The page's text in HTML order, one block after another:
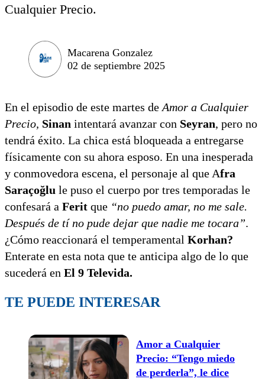
Cualquier Precio.
Macarena Gonzalez
02 de septiembre 2025
En el episodio de este martes de Amor a Cualquier
Precio, Sinan intentará avanzar con Seyran, pero no
tendrá éxito. La chica está bloqueada a entregarse
físicamente con su ahora esposo. En una inesperada
y conmovedora escena, el personaje al que Afra
Saraçoğlu le puso el cuerpo por tres temporadas le
confesará a Ferit que “no puedo amar, no me sale.
Después de tí no pude dejar que nadie me tocara”.
¿Cómo reaccionará el temperamental Korhan?
Enterate en esta nota que te anticipa algo de lo que
sucederá en El 9 Televida.
TE PUEDE INTERESAR
Amor a Cualquier
Precio: “Tengo miedo
de perderla”, le dice